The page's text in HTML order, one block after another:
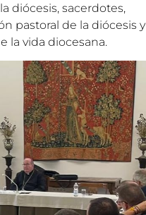
diócesis, sacerdotes,
pastoral de la diócesis y
la vida diocesana.